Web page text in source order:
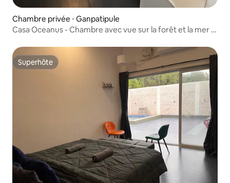
Chambre privée ⋅ Ganpatipule
Casa Oceanus - Chambre avec vue sur la forêt et la mer -
Superhôte
Superhôte